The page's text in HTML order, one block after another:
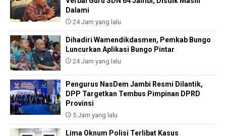
Dalami
24 Jam yang lalu
Dihadiri Wamendikdasmen, Pemkab Bungo
Luncurkan Aplikasi Bungo Pintar
24 Jam yang lalu
Pengurus NasDem Jambi Resmi Dilantik,
DPP Targetkan Tembus Pimpinan DPRD
Provinsi
5 Jam yang lalu
Lima Oknum Polisi Terlibat Kasus